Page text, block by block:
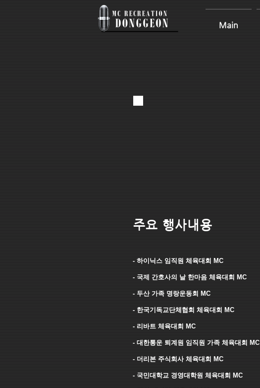
Main
주요 행사내용
- 하이닉스 임직원 체육대회 MC
- 국제 간호사의 날 한마음 체육대회 MC
- 두산 가족 명랑운동회 MC
- 한국기독교단체협회 체육대회 MC
- 리바트 체육대회 MC
- 대한통운 퇴계원 임직원 가족 체육대회 MC
- 더리본 주식회사 체육대회 MC
- 국민대학교 경영대학원 체육대회 MC